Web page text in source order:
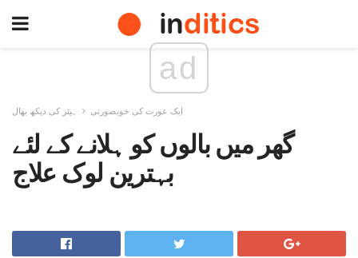
ad
ایک عورت کی خوبصورتی ہیئر کی دیکھ بھال
گھر میں بالوں کو ہلانے کے لئے
بہترین لوک علاج